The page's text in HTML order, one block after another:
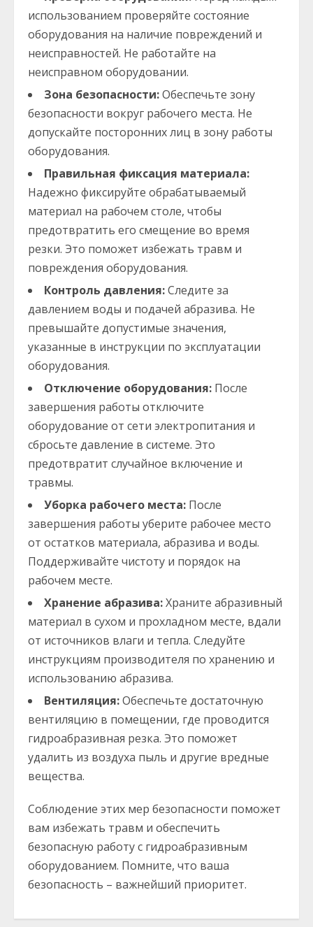
использованием проверяйте состояние
оборудования на наличие повреждений и
неисправностей. Не работайте на
неисправном оборудовании.
Зона безопасности:Обеспечьте зону
безопасности вокруг рабочего места. Не
допускайте посторонних лиц в зону работы
оборудования.
Правильная фиксация материала:
Надежно фиксируйте обрабатываемый
материал на рабочем столе, чтобы
предотвратить его смещение во время
резки. Это поможет избежать травм и
повреждения оборудования.
Контроль давления:Следите за
давлением воды и подачей абразива. Не
превышайте допустимые значения,
указанные в инструкции по эксплуатации
оборудования.
Отключение оборудования: После
завершения работы отключите
оборудование от сети электропитания и
сбросьте давление в системе. Это
предотвратит случайное включение и
травмы.
Уборка рабочего места: После
завершения работы уберите рабочее место
от остатков материала, абразива и воды.
Поддерживайте чистоту и порядок на
рабочем месте.
Хранение абразива:Храните абразивный
материал в сухом и прохладном месте, вдали
от источников влаги и тепла. Следуйте
инструкциям производителя по хранению и
использованию абразива.
Вентиляция:Обеспечьте достаточную
вентиляцию в помещении, где проводится
гидроабразивная резка. Это поможет
удалить из воздуха пыль и другие вредные
вещества.
Соблюдение этих мер безопасности поможет
вам избежать травм и обеспечить
безопасную работу с гидроабразивным
оборудованием. Помните, что ваша
безопасность – важнейший приоритет.